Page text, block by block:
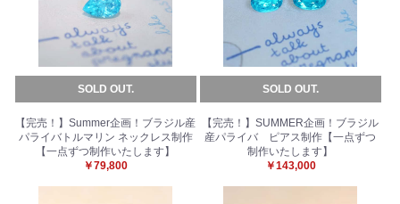
SOLD OUT.
【完売！】Summer企画！ブラジル産
パライバトルマリン ネックレス制作
【一点ずつ制作いたします】
￥79,800
SOLD OUT.
【完売！】SUMMER企画！ブラジル
産パライバ ピアス制作【一点ずつ
制作いたします】
￥143,000